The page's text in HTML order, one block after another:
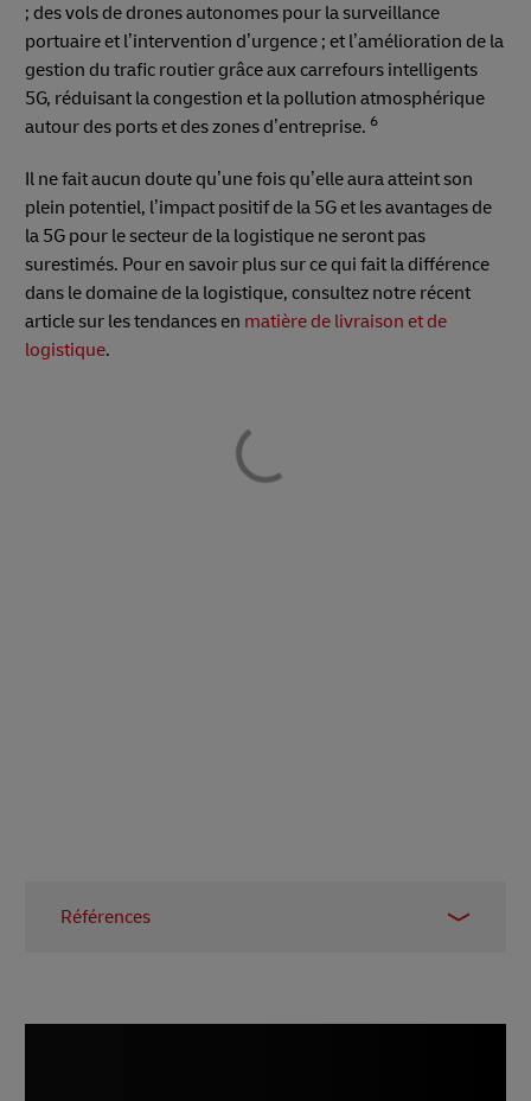
; des vols de drones autonomes pour la surveillance
portuaire et l’intervention d’urgence ; et l’amélioration de la
gestion du trafic routier grâce aux carrefours intelligents
5G, réduisant la congestion et la pollution atmosphérique
autour des ports et des zones d’entreprise. 6
Il ne fait aucun doute qu’une fois qu’elle aura atteint son
plein potentiel, l’impact positif de la 5G et les avantages de
la 5G pour le secteur de la logistique ne seront pas
surestimés. Pour en savoir plus sur ce qui fait la différence
dans le domaine de la logistique, consultez notre récent
article sur les tendances en matière de livraison et de
logistique.
Références